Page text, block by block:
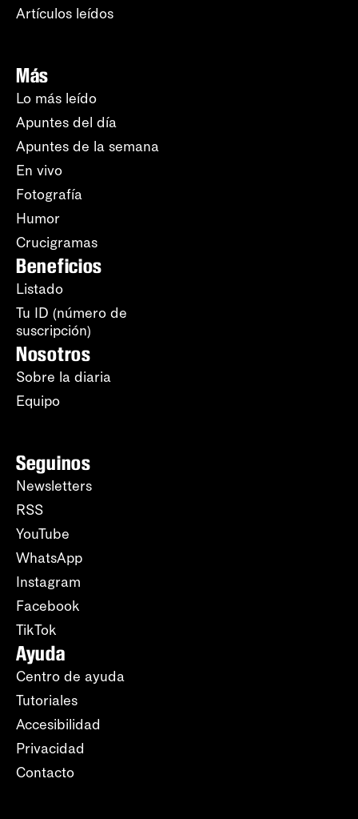
Artículos leídos
Más
Lo más leído
Apuntes del día
Apuntes de la semana
En vivo
Fotografía
Humor
Crucigramas
Beneficios
Listado
Tu ID (número de
suscripción)
Nosotros
Sobre la diaria
Equipo
Seguinos
Newsletters
RSS
YouTube
WhatsApp
Instagram
Facebook
TikTok
Ayuda
Centro de ayuda
Tutoriales
Accesibilidad
Privacidad
Contacto